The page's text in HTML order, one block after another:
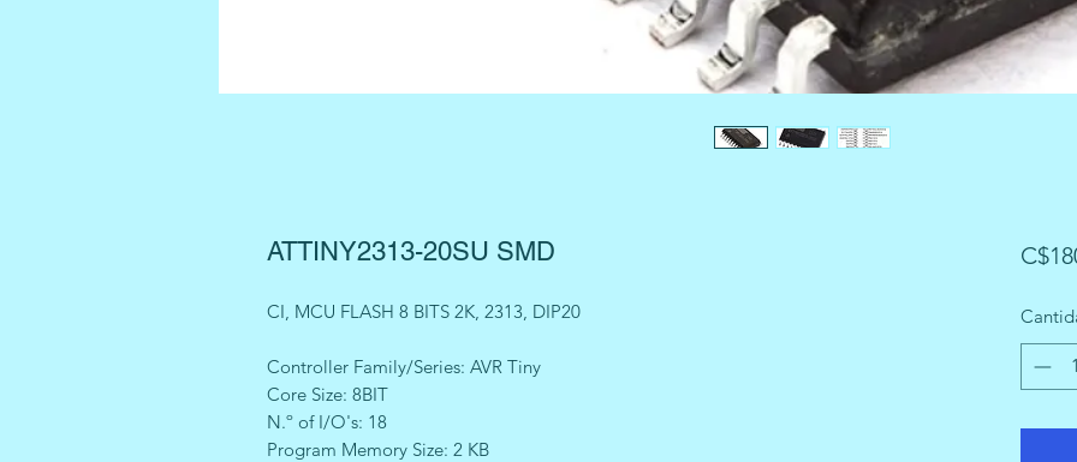
ATTINY2313-20SU SMD
CI, MCU FLASH 8 BITS 2K, 2313, DIP20
Controller Family/Series: AVR Tiny
Core Size: 8BIT
N.º of I/O's: 18
Program Memory Size: 2 KB